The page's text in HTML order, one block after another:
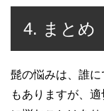
4. まとめ
髭の悩みは、誰
もありますが、